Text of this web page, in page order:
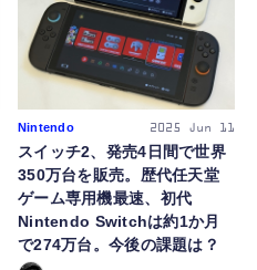
Nintendo 2025 Jun 11
スイッチ2、発売4日間で世界
350万台を販売。歴代任天堂
ゲーム専用機最速、初代
Nintendo Switchは約1か月
で274万台。今後の課題は？